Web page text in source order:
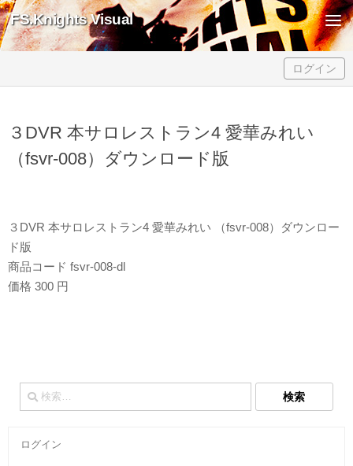
Skip to content
FS.Knights Visual
ログイン
３DVR 本サロレストラン4 愛華みれい
（fsvr-008）ダウンロード版
３DVR 本サロレストラン4 愛華みれい （fsvr-008）ダウンロー
ド版
商品コード fsvr-008-dl
価格 300 円
検
索:
ログイン